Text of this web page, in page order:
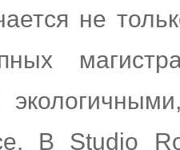
не
В Studio